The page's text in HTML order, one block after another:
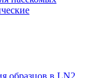
образцов в LN2